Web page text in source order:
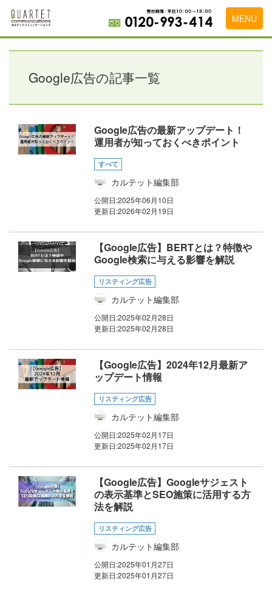
MENU
トップページ
料金表
初めて導入をお考えの方
代理店の乗り換えをお考えの方
広告代理店・HP制作会社様へ
お申し込みから運用開始までの流れ
お問い合わせ
Google広告の記事一覧
Google広告の最新アップデート！
運用者が知っておくべきポイント
すべて
カルテット編集部
公開日:2025年06月10日
更新日:2026年02月19日
【Google広告】BERTとは？特徴や
Google検索に与える影響を解説
リスティング広告
カルテット編集部
公開日:2025年02月28日
更新日:2025年02月28日
【Google広告】2024年12月最新ア
ップデート情報
リスティング広告
カルテット編集部
公開日:2025年02月17日
更新日:2025年02月17日
【Google広告】Googleサジェスト
の表示基準とSEO施策に活用する方
法を解説
リスティング広告
カルテット編集部
公開日:2025年01月27日
更新日:2025年01月27日